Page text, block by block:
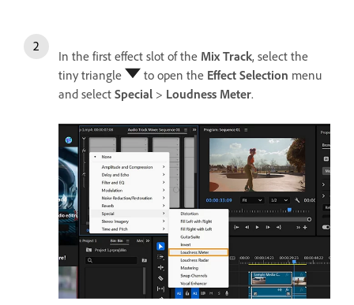
In the first effect slot of the Mix Track, select the
tiny triangle
to open the Effect Selection menu
and select Special > Loudness Meter.